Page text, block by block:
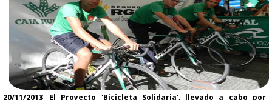
20/11/2013
El Proyecto 'Bicicleta Solidaria', llevado a cabo por